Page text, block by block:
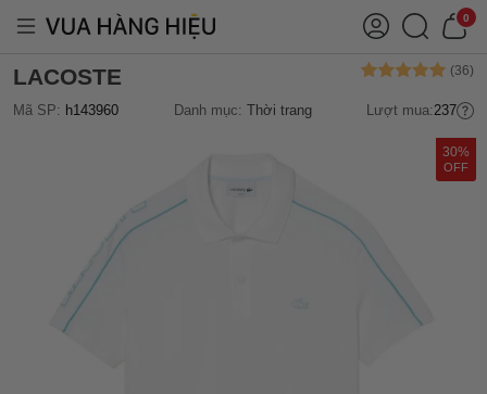
0
LACOSTE
Mã SP: h143960 Danh mục: Thời trang Lượt mua:237
30%
OFF